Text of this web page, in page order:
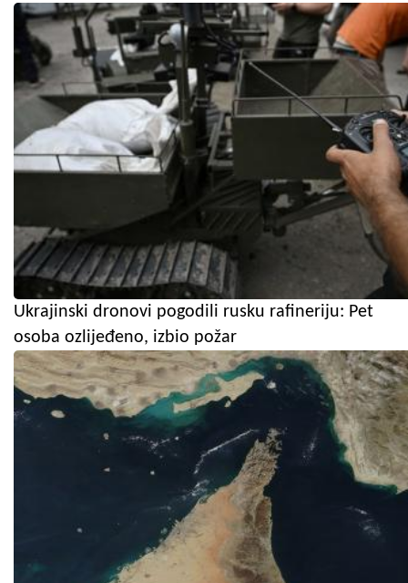
Ukrajinski dronovi pogodili rusku rafineriju: Pet
osoba ozlijeđeno, izbio požar